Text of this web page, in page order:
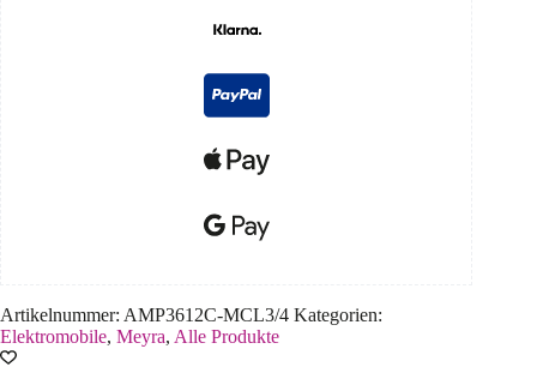
Artikelnummer: AMP3612C-MCL3/4 Kategorien:
Elektromobile, Meyra, Alle Produkte